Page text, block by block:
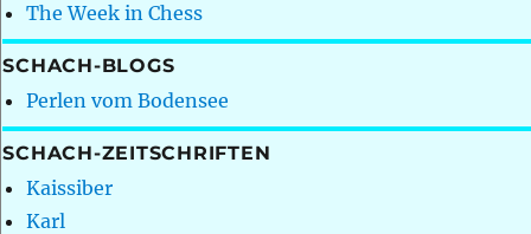
The Week in Chess
SCHACH-BLOGS
Perlen vom Bodensee
SCHACH-ZEITSCHRIFTEN
Kaissiber
Karl